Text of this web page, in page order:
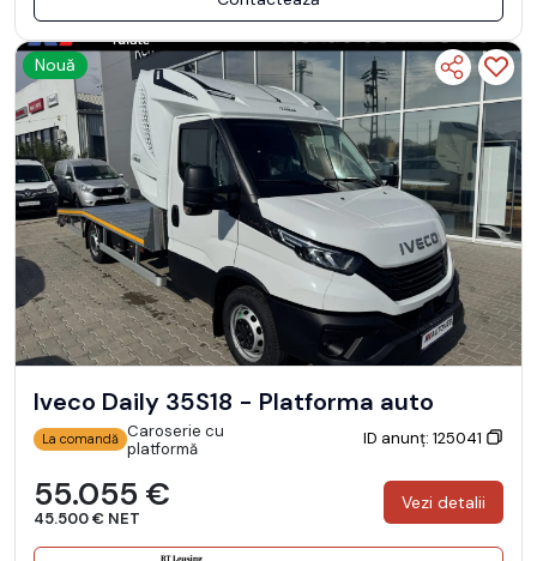
Nouă
Iveco Daily 35S18 - Platforma auto
La comandă Caroserie cu
platformă
ID anunț: 125041
55.055 €
45.500 € NET
Vezi detalii